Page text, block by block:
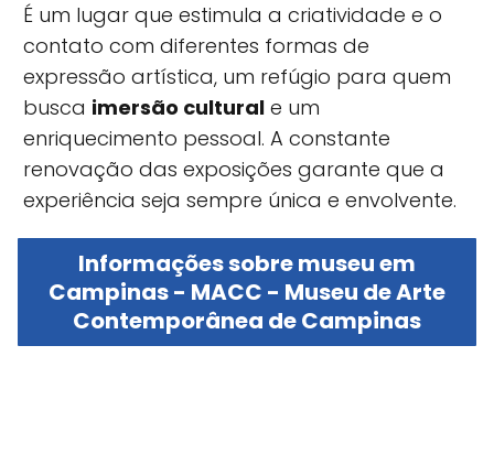
É um lugar que estimula a criatividade e o
contato com diferentes formas de
expressão artística, um refúgio para quem
busca imersão cultural e um
enriquecimento pessoal. A constante
renovação das exposições garante que a
experiência seja sempre única e envolvente.
Informações sobre museu em
Campinas - MACC - Museu de Arte
Contemporânea de Campinas